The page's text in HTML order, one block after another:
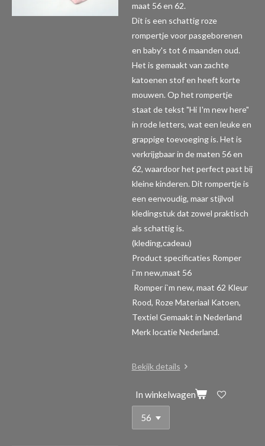
maat 56 en 62.
Dit is een schattig roze
rompertje voor pasgeborenen
en baby's tot 6 maanden oud.
Het is gemaakt van zachte
katoenen stof en heeft korte
mouwen. Op het rompertje
staat de tekst "Hi I'm new here"
in rode letters, wat een leuke en
grappige toevoeging is. Het is
verkrijgbaar in de maten 56 en
62, waardoor het perfect past bij
kleine kinderen. Dit rompertje is
een eenvoudig, maar stijlvol
kledingstuk dat zowel praktisch
als schattig is.
(kleding,cadeau)
Product specificaties Romper
i`m new,maat 56
Romper i`m new, maat 62 Kleur
Rood, Roze Materiaal Katoen,
Textiel Gemaakt in Nederland
Merk locatie Nederland.
Bekijk details
In winkelwagen